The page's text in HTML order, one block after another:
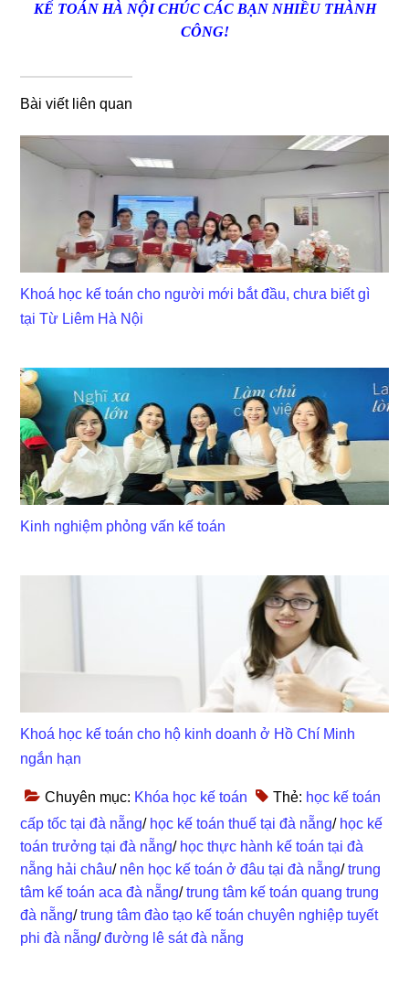
KẾ TOÁN HÀ NỘI CHÚC CÁC BẠN NHIỀU THÀNH
CÔNG!
Bài viết liên quan
Khoá học kế toán cho người mới bắt đầu, chưa biết gì
tại Từ Liêm Hà Nội
Kinh nghiệm phỏng vấn kế toán
Khoá học kế toán cho hộ kinh doanh ở Hồ Chí Minh
ngắn hạn
Chuyên mục: Khóa học kế toán Thẻ: học kế toán
cấp tốc tại đà nẵng/ học kế toán thuế tại đà nẵng/ học kế
toán trưởng tại đà nẵng/ học thực hành kế toán tại đà
nẵng hải châu/ nên học kế toán ở đâu tại đà nẵng/trung
tâm kế toán aca đà nẵng/trung tâm kế toán quang trung
đà nẵng/trung tâm đào tạo kế toán chuyên nghiệp tuyết
phi đà nẵng/đường lê sát đà nẵng